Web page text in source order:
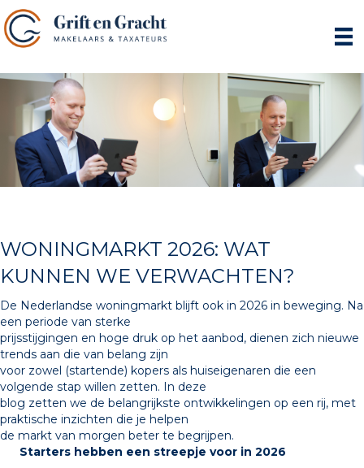
WONINGMARKT 2026: WAT
KUNNEN WE VERWACHTEN?
De Nederlandse woningmarkt blijft ook in 2026 in beweging. Na
een periode van sterke
prijsstijgingen en hoge druk op het aanbod, dienen zich nieuwe
trends aan die van belang zijn
voor zowel (startende) kopers als huiseigenaren die een
volgende stap willen zetten. In deze
blog zetten we de belangrijkste ontwikkelingen op een rij, met
praktische inzichten die je helpen
de markt van morgen beter te begrijpen.
Starters hebben een streepje voor in 2026